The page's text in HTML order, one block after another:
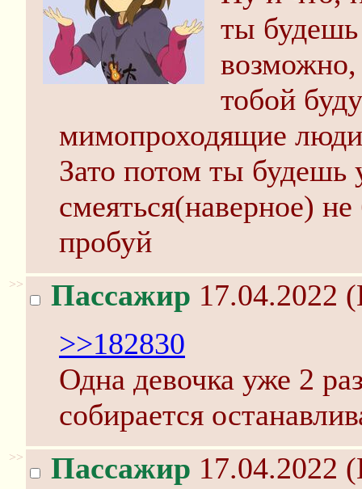
ты будешь
возможно,
тобой
мимопроходящие
Зато потом ты будешь
смеяться(наверное)
пробуй
>> Пассажир 17.04.2022
>>182830
Одна девочка уже 2
собирается
>> Пассажир 17.04.2022